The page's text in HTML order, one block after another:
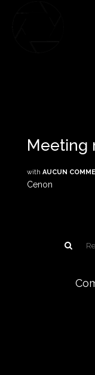
Meeting
with AUCUN
Cenon